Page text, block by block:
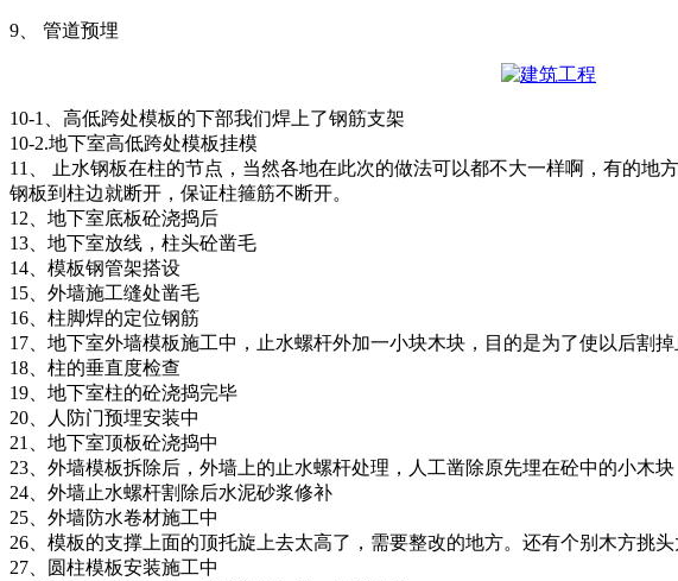
9、 管道预埋
10-1、高低跨处模板的下部我们焊上了钢筋支架
10-2.地下室高低跨处模板挂模
11、 止水钢板在柱的节点，当然各地在此次的做法可以都不大一样啊，有的
钢板到柱边就断开，保证柱箍筋不断开。
12、地下室底板砼浇捣后
13、地下室放线，柱头砼凿毛
14、模板钢管架搭设
15、外墙施工缝处凿毛
16、柱脚焊的定位钢筋
17、地下室外墙模板施工中，止水螺杆外加一小块木块，目的是为了使以后割
18、柱的垂直度检查
19、地下室柱的砼浇捣完毕
20、人防门预埋安装中
21、地下室顶板砼浇捣中
23、外墙模板拆除后，外墙上的止水螺杆处理，人工凿除原先埋在砼中的小木块
24、外墙止水螺杆割除后水泥砂浆修补
25、外墙防水卷材施工中
26、模板的支撑上面的顶托旋上去太高了，需要整改的地方。还有个别木方挑头
27、圆柱模板安装施工中